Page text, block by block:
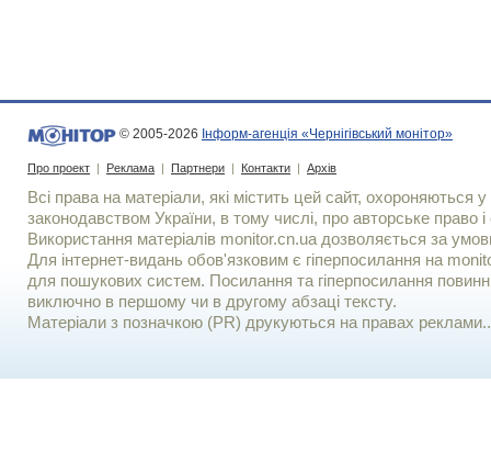
© 2005-2026 Інформ-агенція «Чернігівський монітор»
Про проект | Реклама | Партнери | Контакти | Архів
Всі права на матеріали, які містить цей сайт, охороняються у
законодавством України, в тому числі, про авторське право і
Використання матерiалiв monitor.cn.ua дозволяється за
Для iнтернет-видань обов'язковим є гiперпосилання на
для пошукових систем. Посилання та гіперпосилання
виключно в першому чи в другому абзаці тексту.
Матеріали з позначкою (PR) друкуються на правах реклами..